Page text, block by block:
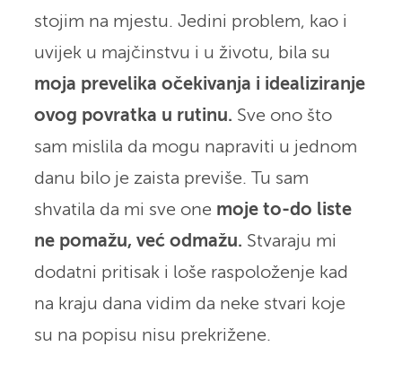
stojim na mjestu. Jedini problem, kao i
uvijek u majčinstvu i u životu, bila su
moja prevelika očekivanja i idealiziranje
ovog povratka u rutinu. Sve ono što
sam mislila da mogu napraviti u jednom
danu bilo je zaista previše. Tu sam
shvatila da mi sve one moje to-do liste
ne pomažu, već odmažu. Stvaraju mi
dodatni pritisak i loše raspoloženje kad
na kraju dana vidim da neke stvari koje
su na popisu nisu prekrižene.